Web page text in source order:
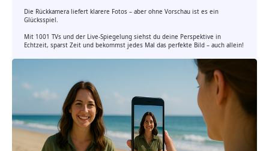
Die Rückkamera liefert klarere Fotos – aber ohne Vorschau ist es ein
Glücksspiel.
Mit 1001 TVs und der Live-Spiegelung siehst du deine Perspektive in
Echtzeit, sparst Zeit und bekommst jedes Mal das perfekte Bild – auch allein!